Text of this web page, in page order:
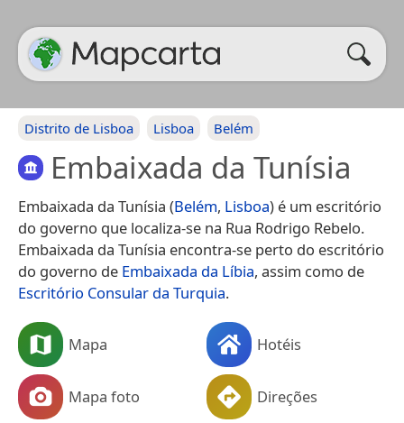
Distrito de Lisboa Lisboa Belém
Embaixada da Tunísia
Embaixada da Tunísia (Belém, Lisboa) é um escritório
do governo que localiza-se na Rua Rodrigo Rebelo.
Embaixada da Tunísia encontra-se perto do escritório
do governo de Embaixada da Líbia, assim como de
Escritório Consular da Turquia.
Mapa Hotéis
Mapa foto Direções